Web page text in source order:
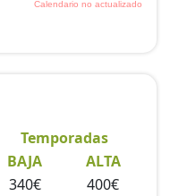
Temporadas
BAJA
ALTA
340€
400€